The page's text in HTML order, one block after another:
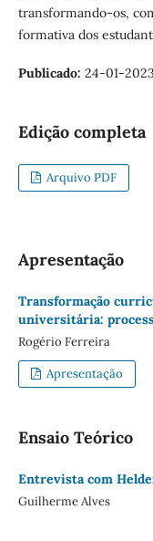
transformando-os,
formativa dos
Publicado: 24-01-2023
Edição completa
Arquivo PDF
Apresentação
Transformação
universitária:
Rogério Ferreira
Apresentação
Ensaio Teórico
Entrevista com
Guilherme Alves